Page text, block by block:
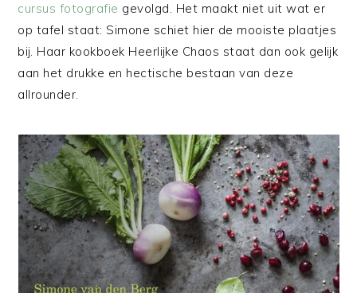
cursus fotografie gevolgd. Het maakt niet uit wat er
op tafel staat: Simone schiet hier de mooiste plaatjes
bij. Haar kookboek Heerlijke Chaos staat dan ook gelijk
aan het drukke en hectische bestaan van deze
allrounder.